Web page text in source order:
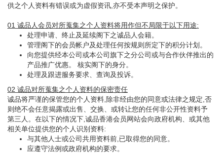
供之个人资料有错误或为虚假资讯,亦不受本声明之保护。
01 诚品人会员对所蒐集之个人资料将用作但不局限于以下用途:
处理申请、终止及延续阁下之诚品人会籍。
管理阁下的会员帐户及处理任何按规则所定下的积分计划。
向您提供经本公司或本公司旗下之分公司或与合作伙伴推出的
产品推广优惠。 核实阁下的身分。
处理及跟进服务要求、查询及投诉。
02 诚品对所蒐集之个人资料的保密责任
诚品将严谨的保管您的个人资料,除非经由您的同意或法律之规定,否
则绝不会任意揭露或出售、交换、或转让您的任何非公开性资料予
第三人。在以下的情况下,诚品香港会员网站会向政府机构、或其他
相关单位提供您的个人识别资料:
与其他人士或公司共用资料前,已取得您的同意。
应遵守法例或政府机构的要求。